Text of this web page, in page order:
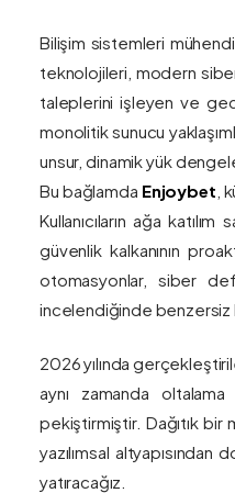
Bilişim sistemleri
teknolojileri, modern siber
taleplerini işleyen ve
monolitik sunucu
unsur, dinamik yük
Bu bağlamda Enjoybet ,
Kullanıcıların ağa
güvenlik kalkanının
otomasyonlar, siber
incelendiğinde benzersiz
2026 yılında
aynı zamanda
pekiştirmiştir. Dağıtık bir
yazılımsal
yatıracağız.